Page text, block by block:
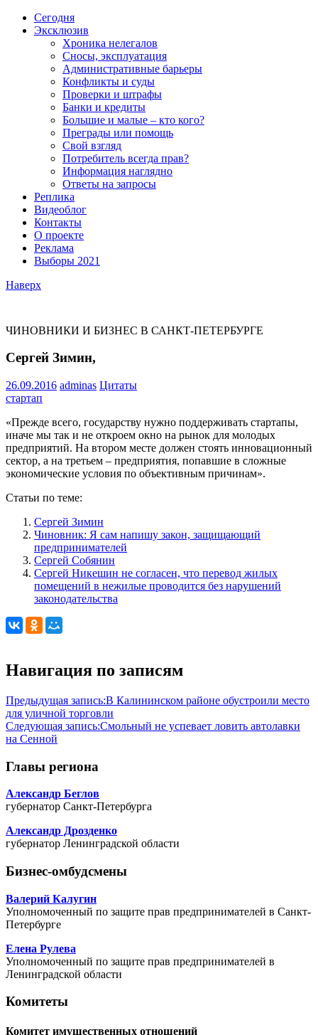
Сегодня
Эксклюзив
Хроника нелегалов
Сносы, эксплуатация
Административные барьеры
Конфликты и суды
Проверки и штрафы
Банки и кредиты
Большие и малые – кто кого?
Преграды или помощь
Свой взгляд
Потребитель всегда прав?
Информация наглядно
Ответы на запросы
Реплика
Видеоблог
Контакты
О проекте
Реклама
Выборы 2021
Наверх
ЧИНОВНИКИ И БИЗНЕС В САНКТ-ПЕТЕРБУРГЕ
Сергей Зимин,
26.09.2016 adminas Цитаты
стартап
«Прежде всего, государству нужно поддерживать стартапы,
иначе мы так и не откроем окно на рынок для молодых
предприятий. На втором месте должен стоять инновационный
сектор, а на третьем – предприятия, попавшие в сложные
экономические условия по объективным причинам».
Статьи по теме:
Сергей Зимин
Чиновник: Я сам напишу закон, защищающий
предпринимателей
Сергей Собянин
Сергей Никешин не согласен, что перевод жилых
помещений в нежилые проводится без нарушений
законодательства
Навигация по записям
Предыдущая запись:В Калининском районе обустроили место
для уличной торговли
Следующая запись:Смольный не успевает ловить автолавки
на Сенной
Главы региона
Александр Беглов
губернатор Санкт-Петербурга
Александр Дрозденко
губернатор Ленинградской области
Бизнес-омбудсмены
Валерий Калугин
Уполномоченный по защите прав предпринимателей в Санкт-
Петербурге
Елена Рулева
Уполномоченный по защите прав предпринимателей в
Ленинградской области
Комитеты
Комитет имущественных отношений